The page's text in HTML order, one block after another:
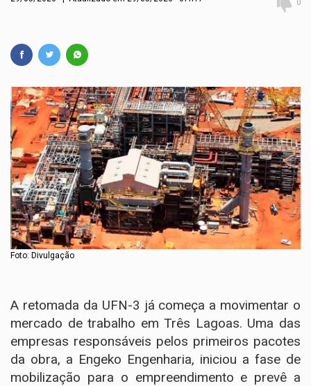
0
Foto: Divulgação
A retomada da UFN-3 já começa a movimentar o
mercado de trabalho em Três Lagoas. Uma das
empresas responsáveis pelos primeiros pacotes
da obra, a Engeko Engenharia, iniciou a fase de
mobilização para o empreendimento e prevê a